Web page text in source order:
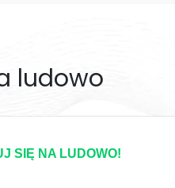
ludowo
SIĘ NA LUDOWO!